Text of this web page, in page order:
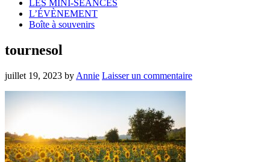
LES MINI-SÉANCES
L’ÉVÈNEMENT
Boîte à souvenirs
tournesol
juillet 19, 2023 by Annie Laisser un commentaire